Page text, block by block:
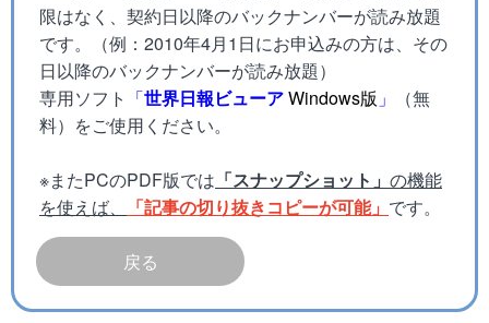
限はなく、契約日以降のバックナンバーが読み放題
です。（例：2010年4月1日にお申込みの方は、その
日以降のバックナンバーが読み放題）
専用ソフト 「世界日報ビューアWindows版 」
（無
料）をご使用ください。
※またPCのPDF版では 「スナップショット」 の機能
を使えば、
「記事の切り抜きコピーが可能」 です。
戻る